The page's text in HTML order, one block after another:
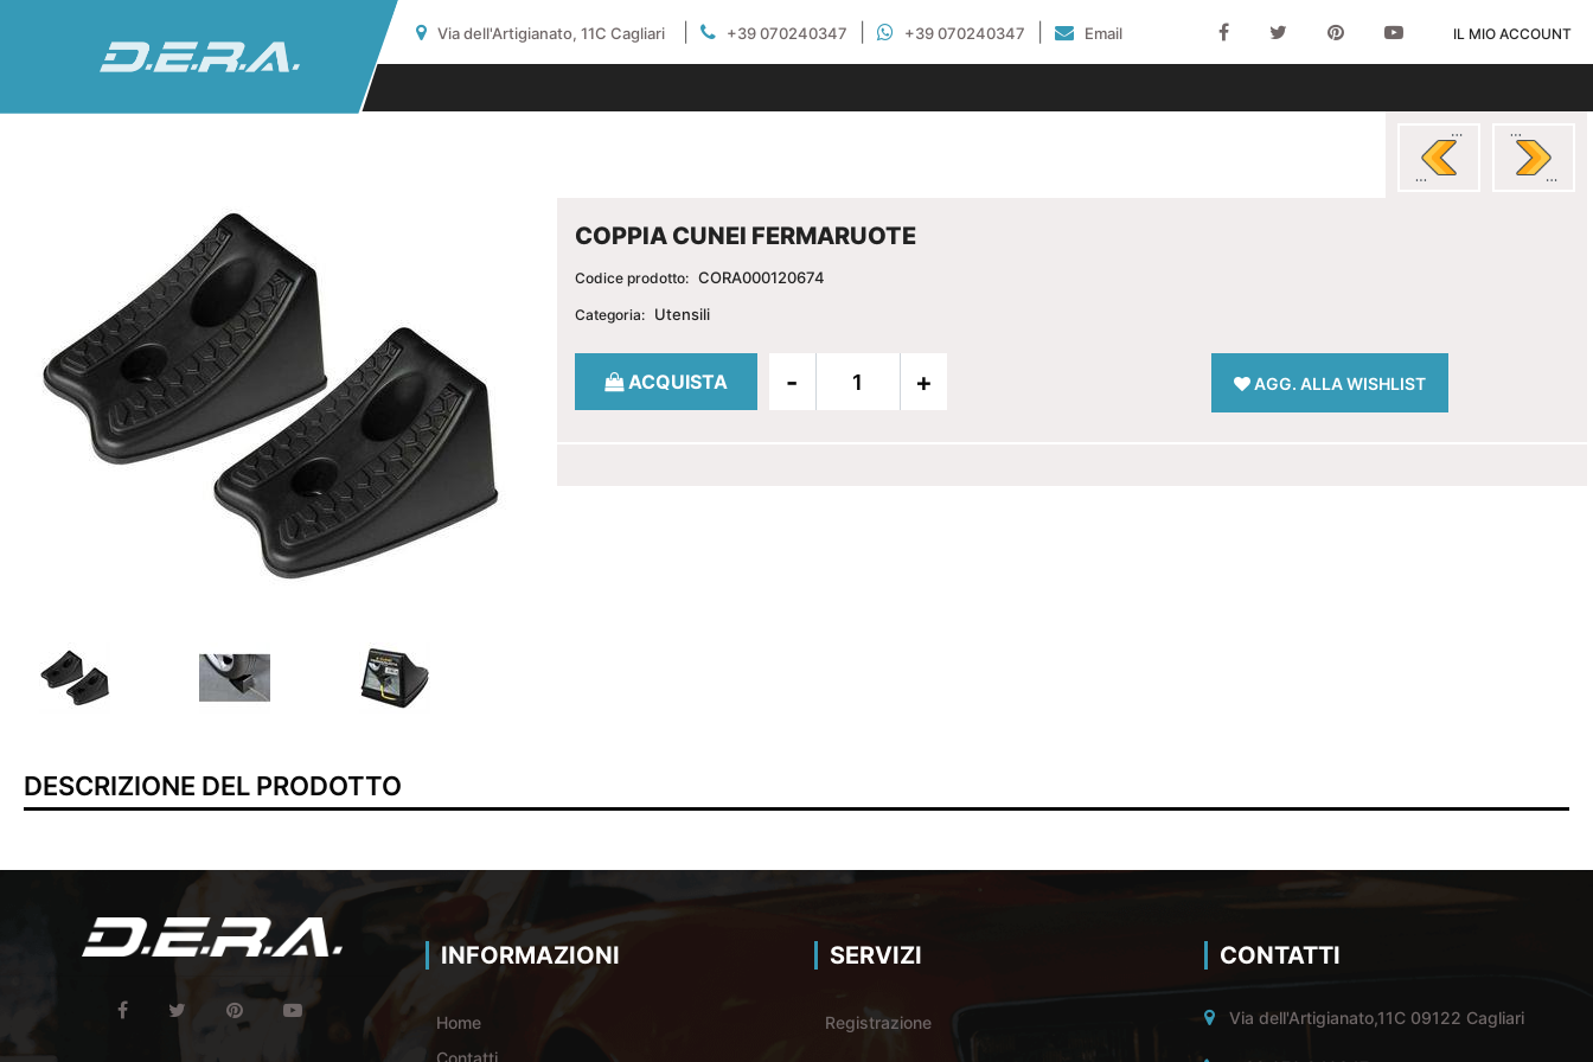
Via dell'Artigianato, 11C Cagliari +39 070240347 +39 070240347 Email IL MIO ACCOUNT
COPPIA CUNEI FERMARUOTE
Codice prodotto: CORA000120674
Categoria: Utensili
Quantità
ACQUISTA AGG. ALLA WISHLIST
DESCRIZIONE DEL PRODOTTO
INFORMAZIONI
Home
SERVIZI
Registrazione
CONTATTI
Via dell'Artigianato,11C 09122 Cagliari